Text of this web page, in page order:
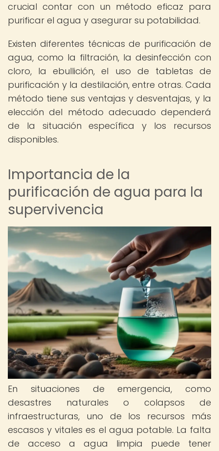
crucial contar con un método eficaz para
purificar el agua y asegurar su potabilidad.
Existen diferentes técnicas de purificación de
agua, como la filtración, la desinfección con
cloro, la ebullición, el uso de tabletas de
purificación y la destilación, entre otras. Cada
método tiene sus ventajas y desventajas, y la
elección del método adecuado dependerá
de la situación específica y los recursos
disponibles.
Importancia de la
purificación de agua para la
supervivencia
En situaciones de emergencia, como
desastres naturales o colapsos de
infraestructuras, uno de los recursos más
escasos y vitales es el agua potable. La falta
de acceso a agua limpia puede tener